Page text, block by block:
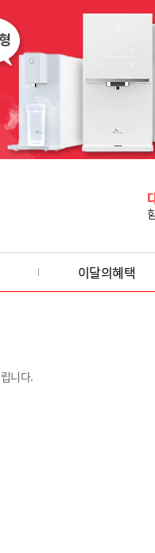
이달의혜택
니다.